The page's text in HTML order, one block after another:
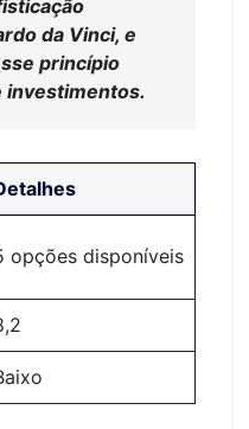
da Vinci, e
princípio
investimentos.
opções disponíveis